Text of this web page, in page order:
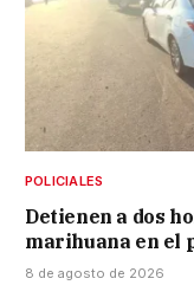
POLICIALES
Detienen a dos
marihuana en el
8 de agosto de 2026